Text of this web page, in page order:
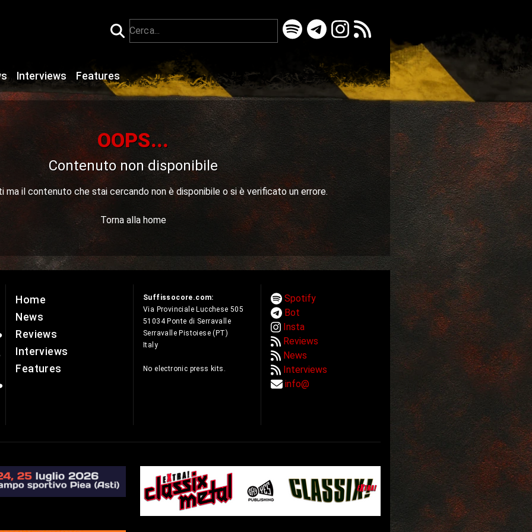
Interviews Features
OOPS...
Contenuto non disponibile
ma il contenuto che stai cercando non è disponibile o si è verificato un errore.
Torna alla home
Home
News
Reviews
Interviews
Features
Suffissocore.com:
Via Provinciale Lucchese 505
51034 Ponte di Serravalle
Serravalle Pistoiese (PT)
Italy
No electronic press kits.
Spotify
Bot
Insta
Reviews
News
Interviews
info@